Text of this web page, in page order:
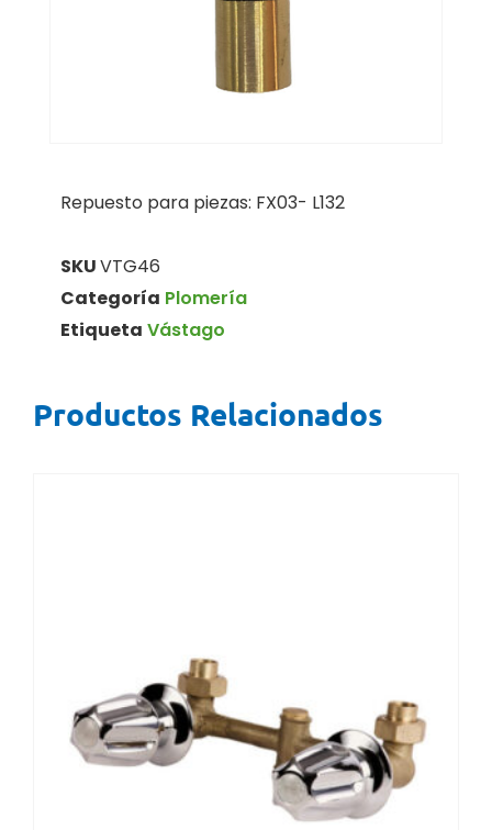
Repuesto para piezas: FX03- L132
SKUVTG46
Categoría Plomería
Etiqueta Vástago
Productos Relacionados